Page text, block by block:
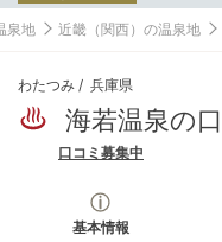
泉地 近畿（関西）の温泉地
わたつみ 兵庫県
海若温泉の
口コミ募集中
基本情報